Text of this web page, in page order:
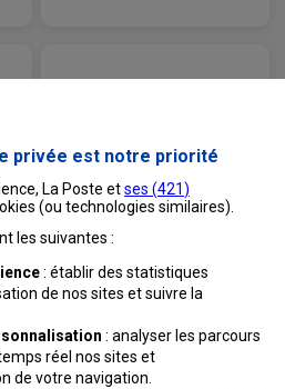
privée est notre priorité
La Poste etses (421)
(ou technologies similaires).
les suivantes :
: établir des statistiques
de nos sites et suivre la
: analyser les parcours
réel nos sites et
de votre navigation.